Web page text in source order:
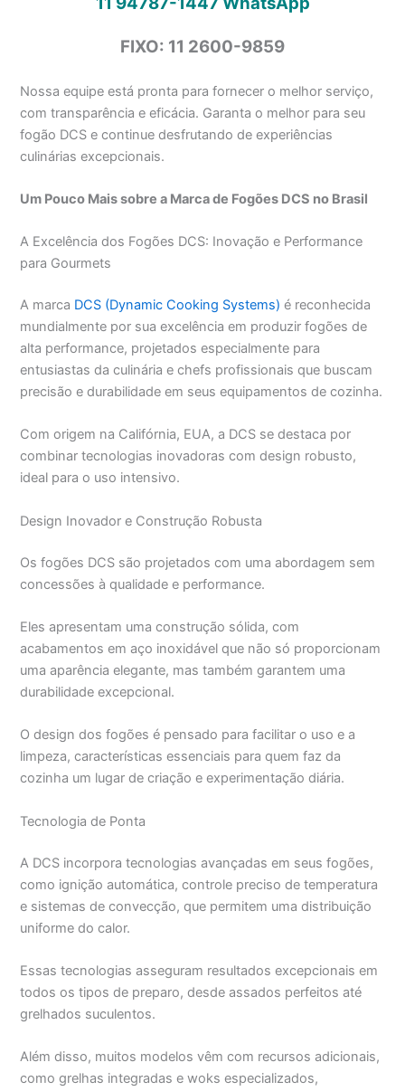
FIXO: 11 2600-9859
Nossa equipe está pronta para fornecer o melhor serviço,
com transparência e eficácia. Garanta o melhor para seu
fogão DCS e continue desfrutando de experiências
culinárias excepcionais.
Um Pouco Mais sobre a Marca de Fogões DCS no Brasil
A Excelência dos Fogões DCS: Inovação e Performance
para Gourmets
A marca DCS (Dynamic Cooking Systems) é reconhecida
mundialmente por sua excelência em produzir fogões de
alta performance, projetados especialmente para
entusiastas da culinária e chefs profissionais que buscam
precisão e durabilidade em seus equipamentos de cozinha.
Com origem na Califórnia, EUA, a DCS se destaca por
combinar tecnologias inovadoras com design robusto,
ideal para o uso intensivo.
Design Inovador e Construção Robusta
Os fogões DCS são projetados com uma abordagem sem
concessões à qualidade e performance.
Eles apresentam uma construção sólida, com
acabamentos em aço inoxidável que não só proporcionam
uma aparência elegante, mas também garantem uma
durabilidade excepcional.
O design dos fogões é pensado para facilitar o uso e a
limpeza, características essenciais para quem faz da
cozinha um lugar de criação e experimentação diária.
Tecnologia de Ponta
A DCS incorpora tecnologias avançadas em seus fogões,
como ignição automática, controle preciso de temperatura
e sistemas de convecção, que permitem uma distribuição
uniforme do calor.
Essas tecnologias asseguram resultados excepcionais em
todos os tipos de preparo, desde assados perfeitos até
grelhados suculentos.
Além disso, muitos modelos vêm com recursos adicionais,
como grelhas integradas e woks especializados,